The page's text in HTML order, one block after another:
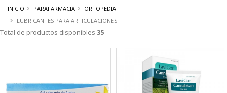
INICIO PARAFARMACIA
ORTOPEDIA
LUBRICANTES PARA ARTICULACIONES
Total de productos disponibles 35